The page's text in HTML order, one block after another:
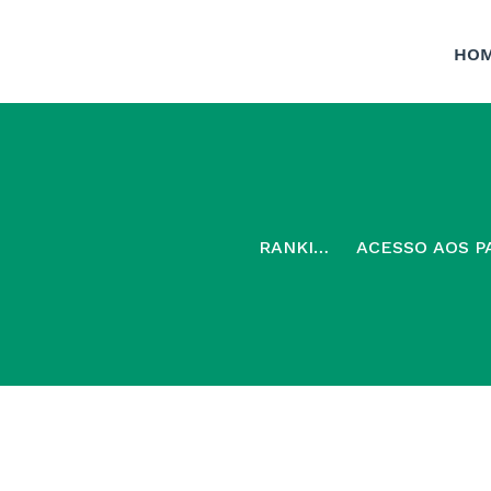
RANKING ACESSO AOS